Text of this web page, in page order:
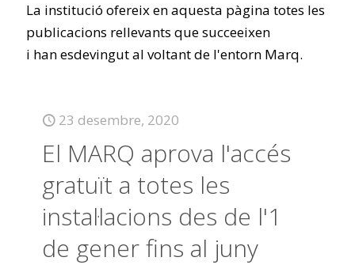
La institució ofereix en aquesta pàgina totes les
publicacions rellevants que succeeixen
i han esdevingut al voltant de l'entorn Marq.
23 desembre, 2020
El MARQ aprova l'accés
gratuït a totes les
instal·lacions des de l'1
de gener fins al juny